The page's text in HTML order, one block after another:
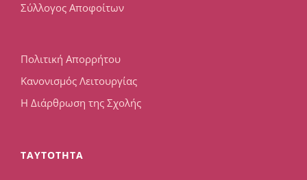
Σύλλογος Αποφοίτων
Πολιτική Απορρήτου
Κανονισμός Λειτουργίας
Η Διάρθρωση της Σχολής
TAYTOTHTA